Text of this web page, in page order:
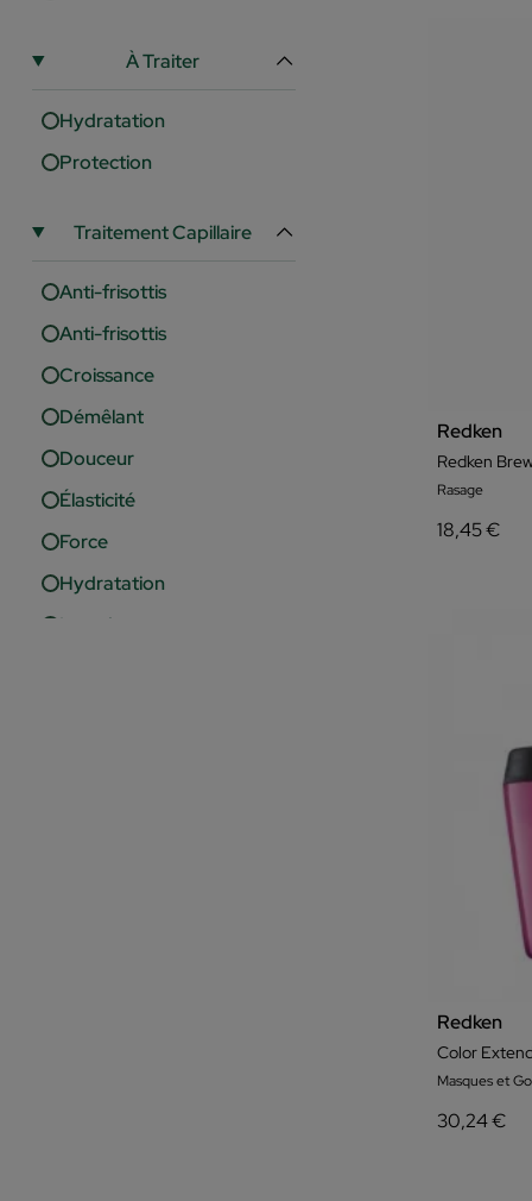
À Traiter
Hydratation
Protection
Traitement Capillaire
Anti-frisottis
Anti-frisottis
Croissance
Démêlant
Douceur
Élasticité
Force
Hydratation
Le volume
Redken
Redken
Rasage
18,45 €
Redken
Masques et
30,24 €